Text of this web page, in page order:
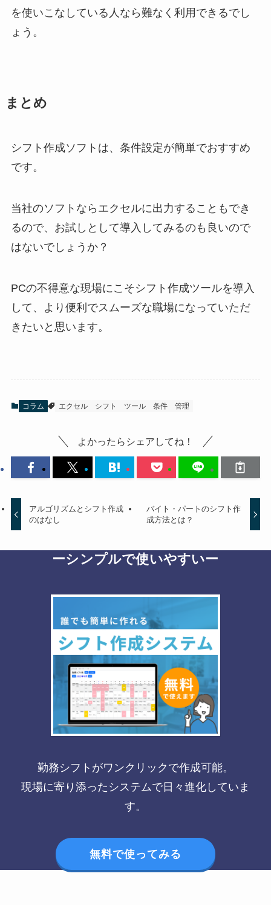
を使いこなしている人なら難なく利用できるでし
ょう。
まとめ
シフト作成ソフトは、条件設定が簡単でおすすめ
です。
当社のソフトならエクセルに出力することもでき
るので、お試しとして導入してみるのも良いので
はないでしょうか？
PCの不得意な現場にこそシフト作成ツールを導入
して、より便利でスムーズな職場になっていただ
きたいと思います。
コラム エクセル シフト ツール 条件 管理
よかったらシェアしてね！
アルゴリズムとシフト作成
のはなし
バイト・パートのシフト作
成方法とは？
ーシンプルで使いやすいー
勤務シフトがワンクリックで作成可能。
現場に寄り添ったシステムで日々進化していま
す。
無料で使ってみる